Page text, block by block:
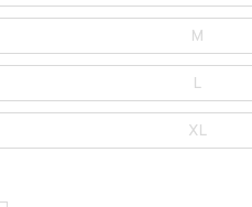
M
L
XL